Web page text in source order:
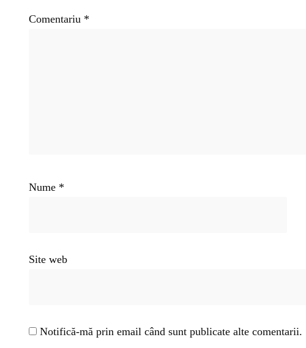
Comentariu *
Nume *
Site web
Notifică-mă prin email când sunt publicate alte comentarii.